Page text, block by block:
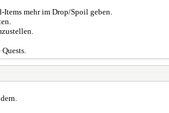
mehr im Drop/Spoil geben.